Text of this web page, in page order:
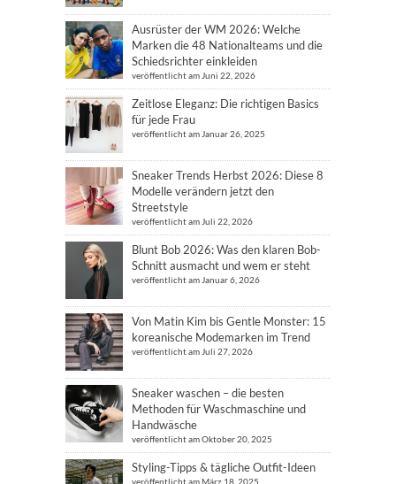
Ausrüster der WM 2026: Welche
Marken die 48 Nationalteams und die
Schiedsrichter einkleiden
veröffentlicht am Juni 22, 2026
Zeitlose Eleganz: Die richtigen Basics
für jede Frau
veröffentlicht am Januar 26, 2025
Sneaker Trends Herbst 2026: Diese 8
Modelle verändern jetzt den
Streetstyle
veröffentlicht am Juli 22, 2026
Blunt Bob 2026: Was den klaren Bob-
Schnitt ausmacht und wem er steht
veröffentlicht am Januar 6, 2026
Von Matin Kim bis Gentle Monster: 15
koreanische Modemarken im Trend
veröffentlicht am Juli 27, 2026
Sneaker waschen – die besten
Methoden für Waschmaschine und
Handwäsche
veröffentlicht am Oktober 20, 2025
Styling-Tipps & tägliche Outfit-Ideen
veröffentlicht am März 18, 2025